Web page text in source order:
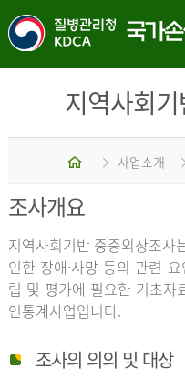
지역사회
홈 사업소개
조사개요
지역사회기반 중증외상조사
인한 장애·사망 등의 관련
립 및 평가에 필요한 기초자
인통계사업입니다.
조사의 의의 및 대상